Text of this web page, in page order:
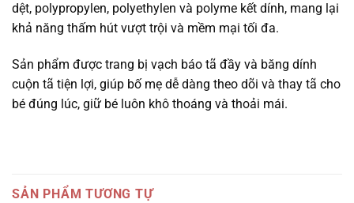
dệt, polypropylen, polyethylen và polyme kết dính, mang lại
khả năng thấm hút vượt trội và mềm mại tối đa.
Sản phẩm được trang bị vạch báo tã đầy và băng dính
cuộn tã tiện lợi, giúp bố mẹ dễ dàng theo dõi và thay tã cho
bé đúng lúc, giữ bé luôn khô thoáng và thoải mái.
SẢN PHẨM TƯƠNG TỰ